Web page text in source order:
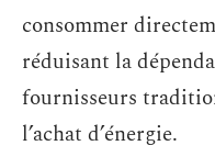
consommer
réduisant la
fournisseurs
l’achat d’énergie.